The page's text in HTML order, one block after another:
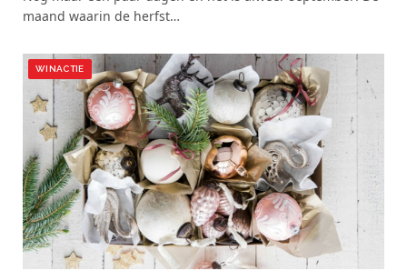
maand waarin de herfst…
WINACTIE